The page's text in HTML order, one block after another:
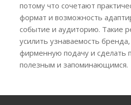
потому что сочетают
формат и возможность
событие и аудиторию. Такие
усилить узнаваемость
фирменную подачу и сделать
полезным и запоминающимся.